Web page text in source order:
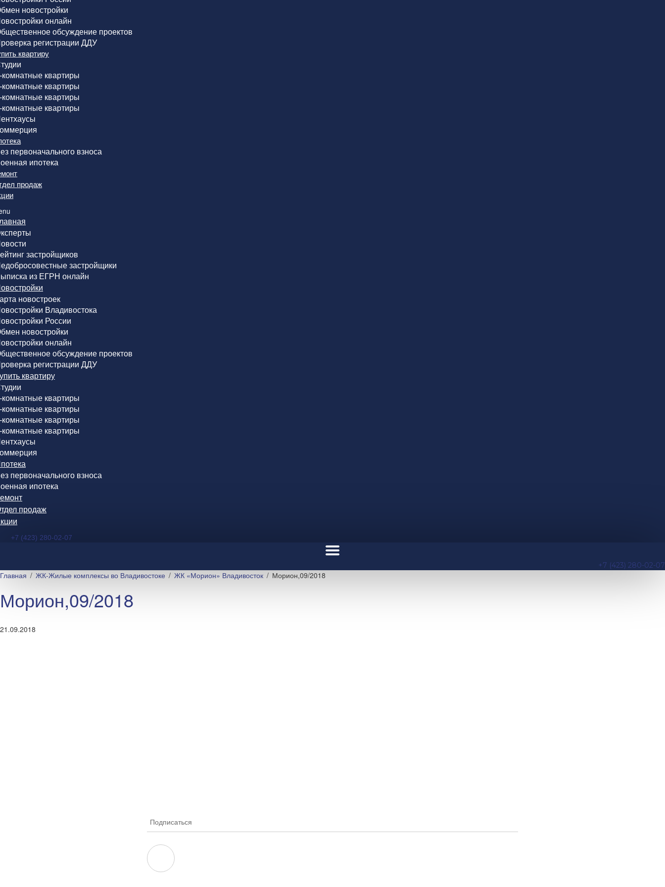
новостройки
онлайн
обсуждение проектов
регистрации ДДУ
квартиру
комнатные квартиры
комнатные квартиры
комнатные квартиры
комнатные квартиры
первоначального взноса
ипотека
продаж
застройщиков
застройщики
из ЕГРН онлайн
новостроек
Владивостока
России
новостройки
онлайн
обсуждение проектов
регистрации ДДУ
квартиру
комнатные квартиры
комнатные квартиры
комнатные квартиры
комнатные квартиры
первоначального взноса
ипотека
продаж
+7 (423) 280-02-07
+7 (423) 280-02-07
Главная ЖК-Жилые комплексы во Владивостоке ЖК «Морион» Владивосток Морион,09/2018
Морион,09/2018
21.09.2018
Подписаться